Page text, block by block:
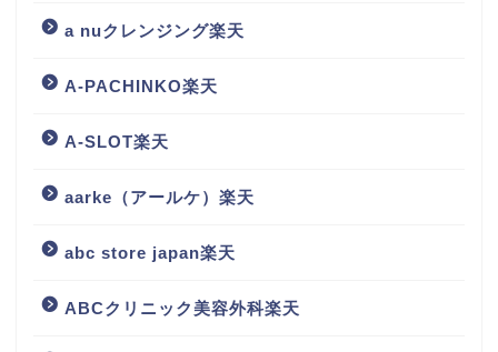
a nuクレンジング楽天
A-PACHINKO楽天
A-SLOT楽天
aarke（アールケ）楽天
abc store japan楽天
ABCクリニック美容外科楽天